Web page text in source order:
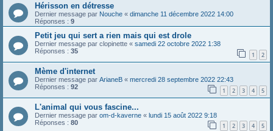
Hérisson en détresse
Dernier message par Nouche « dimanche 11 décembre 2022 14:00
Réponses : 9
Petit jeu qui sert a rien mais qui est drole
Dernier message par clopinette « samedi 22 octobre 2022 1:38
Réponses : 35 1 2
Mème d'internet
Dernier message par ArianeB « mercredi 28 septembre 2022 22:43
Réponses : 92 1 2 3 4 5
L'animal qui vous fascine...
Dernier message par om-d-kaverne « lundi 15 août 2022 9:18
Réponses : 80 1 2 3 4 5